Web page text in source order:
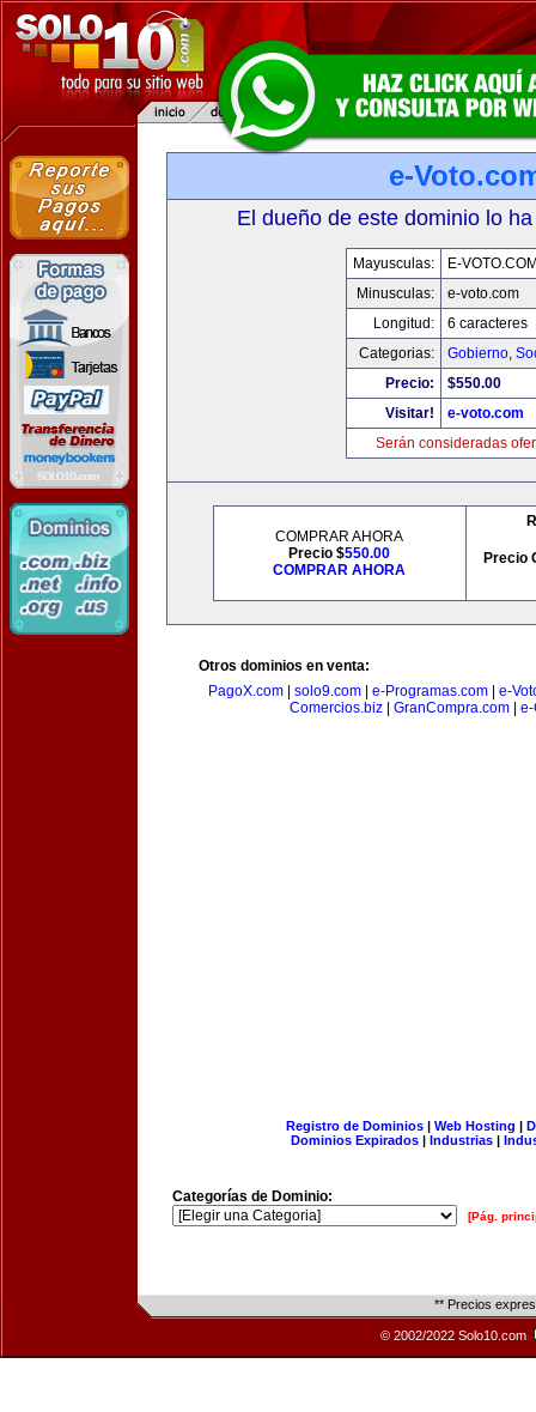
e-
El dueño de este dominio lo
Mayusculas:
E-
Minusculas:
e-voto.com
Longitud:
6 caracteres
Categorias:
Gobierno,
Precio:
$550.00
Visitar!
e-voto.com
Serán consideradas
COMPRAR AHORA
Precio $550.00
COMPRAR AHORA
Precio
Otros dominios en venta:
PagoX.com
solo9.com e-Programas.com
e-
Comercios.biz| GranCompra.com| e-
Registro de Dominios| Web Hosting |
Dominios Expirados | Industrias |
Categorías de Dominio:
[Pág.
** Precios
© 2002/2022 Solo10.com